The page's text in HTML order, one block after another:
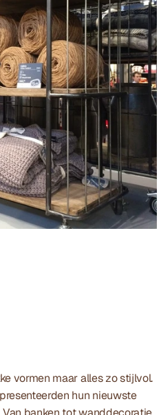
vormen maar alles zo stijlvol.
hun nieuwste